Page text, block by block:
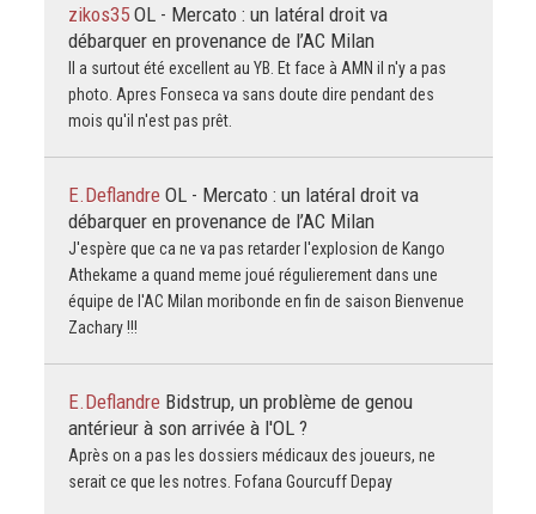
zikos35 OL - Mercato : un latéral droit va
débarquer en provenance de l’AC Milan
Il a surtout été excellent au YB. Et face à AMN il n'y a pas
photo. Apres Fonseca va sans doute dire pendant des
mois qu'il n'est pas prêt.
E.Deflandre OL - Mercato : un latéral droit va
débarquer en provenance de l’AC Milan
J'espère que ca ne va pas retarder l'explosion de Kango
Athekame a quand meme joué régulierement dans une
équipe de l'AC Milan moribonde en fin de saison Bienvenue
Zachary !!!
E.Deflandre Bidstrup, un problème de genou
antérieur à son arrivée à l'OL ?
Après on a pas les dossiers médicaux des joueurs, ne
serait ce que les notres. Fofana Gourcuff Depay